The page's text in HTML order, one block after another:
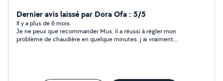
Dernier avis laissé par Dora Ofa : 5/5
Il y a plus de 6 mois
Je ne peux que recommander Mus. il a réussi à régler mon
problème de chaudière en quelque minutes. j ai vraiment